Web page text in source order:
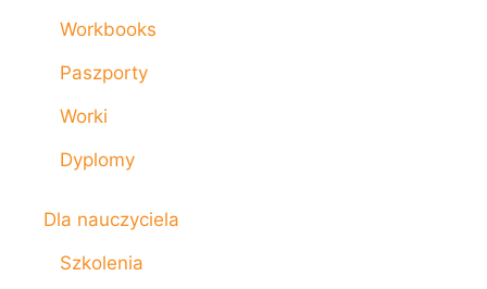
Workbooks
Paszporty
Worki
Dyplomy
Dla nauczyciela
Szkolenia